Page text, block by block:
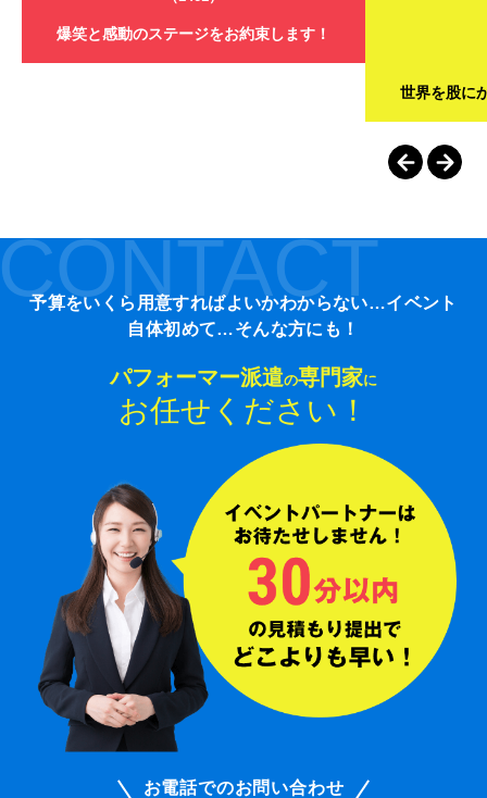
爆笑と感動のステージをお約束します！
世界を股に
予算をいくら用意すればよいかわからない…イベント
自体初めて…そんな方にも！
パフォーマー派遣の専門家に
お任せください！
お電話でのお問い合わせ